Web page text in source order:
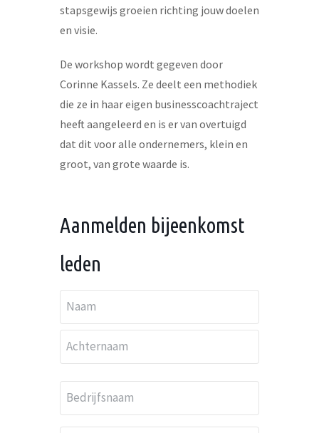
stapsgewijs groeien richting jouw doelen
en visie.
De workshop wordt gegeven door
Corinne Kassels. Ze deelt een methodiek
die ze in haar eigen businesscoachtraject
heeft aangeleerd en is er van overtuigd
dat dit voor alle ondernemers, klein en
groot, van grote waarde is.
Aanmelden bijeenkomst
leden
N
a
m